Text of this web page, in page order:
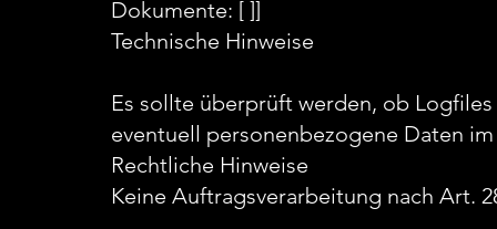
Dokumente: [ ]]
Technische Hinweise
Es sollte überprüft werden, ob
eventuell personenbezogene Daten
Rechtliche Hinweise
Keine Auftragsverarbeitung nach Art.